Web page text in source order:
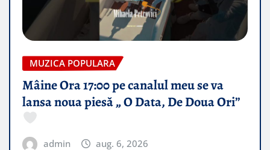
MUZICA POPULARA
Mâine Ora 17:00 pe canalul meu se va
lansa noua piesă „ O Data, De Doua Ori”
admin aug. 6, 2026